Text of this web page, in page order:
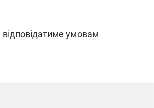
відповідатиме умовам